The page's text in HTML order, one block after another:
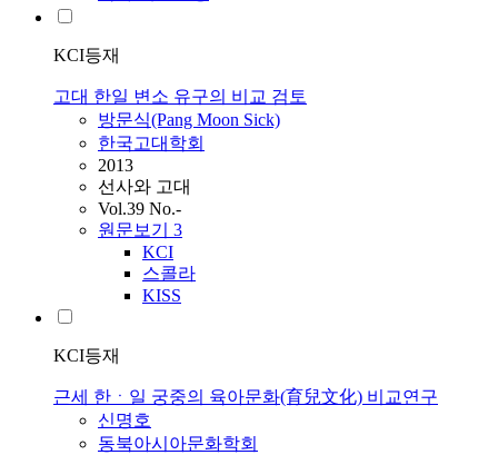
KCI등재
고대 한일 변소 유구의 비교 검토
방문식(Pang Moon Sick)
한국고대학회
2013
선사와 고대
Vol.39 No.-
원문보기 3
KCI
스콜라
KISS
KCI등재
근세 한ㆍ일 궁중의 육아문화(育兒文化) 비교연구
신명호
동북아시아문화학회